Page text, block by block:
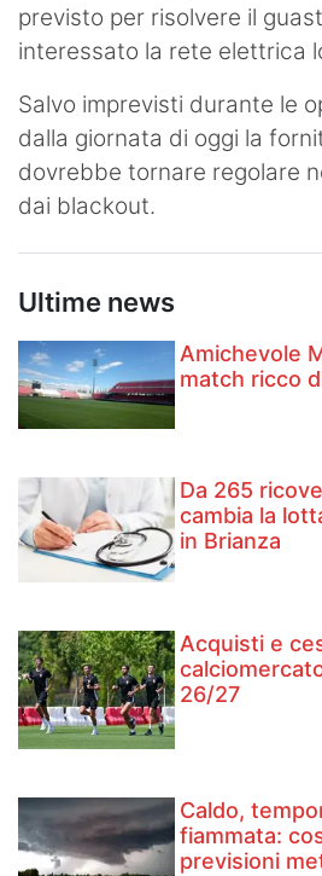
previsto per risolvere il
interessato la rete elettrica
Salvo imprevisti durante le
dalla giornata di oggi la
dovrebbe tornare regolare
dai blackout.
Ultime news
Amichevole
match ricco
Da 265
cambia la
in Brianza
Acquisti e
26/27
Caldo,
fiammata:
previsioni